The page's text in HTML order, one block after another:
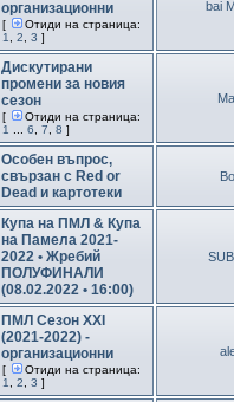
организационни
[
Отиди на страница:
1
2 3 ]
bai
Дискутирани
промени за новия
сезон
[
Отиди на страница:
1
6 7 8 ]
Особен въпрос,
свързан с Red or
Dead и картотеки
Купа на ПМЛ & Купа
на Памела 2021-
2022 • Жребий
ПОЛУФИНАЛИ
(08.02.2022 • 16:00)
ПМЛ Сезон XXI
(2021-2022) -
организационни
[
Отиди на страница:
1
2 3 ]